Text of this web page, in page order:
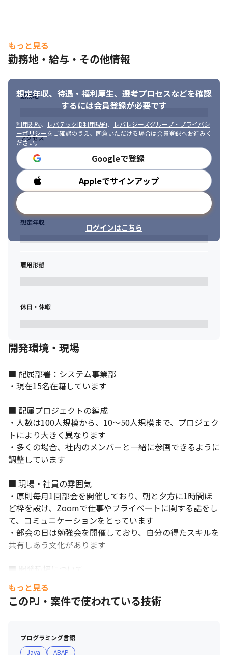
活躍できるプロジェクトに参画していただきます。
メンバーがサポートしてくれる体制ができています。
もっと見る
勤務地・給与・その他情報
想定年収、待遇・福利厚生、 選考プロセスなどを確認
するには会員登録が必要です
利用規約、 レバテックID利用規約、
レバレジーズグループ・プライバシ
ーポリシーをご確認のうえ、同意いただける場合は会員登録へお進みく
ださい。
Googleで登録
Appleでサインアップ
ログインはこちら
勤務地
アクセス
勤務時間
想定年収
雇用形態
休日・休暇
開発環境・現場
■ 配属部署：システム事業部
・現在15名在籍しています
■ 配属プロジェクトの編成
・人数は100人規模から、10～50人規模まで、プロジェク
トにより大きく異なります
・多くの場合、社内のメンバーと一緒に参画できるように
調整しています
■ 現場・社員の雰囲気
・原則毎月1回部会を開催しており、朝と夕方に1時間ほ
ど枠を設け、Zoomで仕事やプライベートに関する話をし
て、コミュニケーションをとっています
・部会の日は勉強会を開催しており、自分の得たスキルを
共有しあう文化があります
■ 開発環境について
・参画先によって異なりますが、社内のサンドボックス環
境が使用できるようになっているので、設定の実験もでき
ます
もっと見る
このPJ・案件で使われている技術
プログラミング言語
Java
ABAP